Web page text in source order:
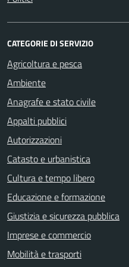
CATEGORIE DI SERVIZIO
Agricoltura e pesca
Ambiente
Anagrafe e stato civile
Appalti pubblici
Autorizzazioni
Catasto e urbanistica
Cultura e tempo libero
Educazione e formazione
Giustizia e sicurezza pubblica
Imprese e commercio
Mobilità e trasporti